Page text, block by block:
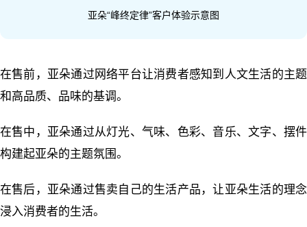
亚朵“峰终定律”客户体验示意图
在售前，亚朵通过网络平台让消费者感知到人文生活的主题
和高品质、品味的基调。
在售中，亚朵通过从灯光、气味、色彩、音乐、文字、摆件
构建起亚朵的主题氛围。
在售后，亚朵通过售卖自己的生活产品，让亚朵生活的理念
浸入消费者的生活。